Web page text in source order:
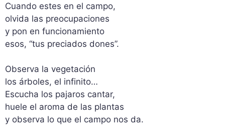
Cuando estes en el campo,
olvida las preocupaciones
y pon en funcionamiento
esos, “tus preciados dones”.
Observa la vegetación
los árboles, el infinito…
Escucha los pajaros cantar,
huele el aroma de las plantas
y observa lo que el campo nos da.